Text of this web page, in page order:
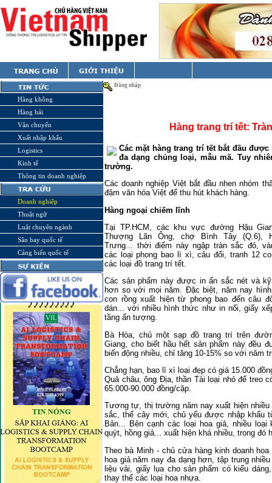
Hàng không
Hàng hải
Vận chuyển
Xuất nhập khẩu
Logistics
Kinh tế
Thông tin doanh nghiệp
Doanh nghiệp
Thuật ngữ
Luật chuyên ngành
Sân bay quốc tế
Cảng biển quốc tế
Đăng nhập
Hàng trang trí tết:
Các mặt hàng trang trí tết bắt đầu
đa dạng chủng loại, mẫu mã. Tuy
trường.
Các doanh nghiệp Việt bắt đầu nhen nhóm
đậm văn hóa Việt để thu hút khách hàng.
Hàng ngoại chiếm lĩnh
Tại TP.HCM, các khu vực đường Hậu
Thượng Lãn Ông, chợ Bình Tây (Q.6),
Trưng... thời điểm này ngập tràn sắc đỏ,
các loại phong bao lì xì, câu đối, tranh 12
các loại đồ trang trí tết.
Các sản phẩm này được in ấn sắc nét và
hơn so với mọi năm. Đặc biệt, năm nay
con rồng xuất hiện từ phong bao đến câu
dán... với nhiều hình thức như in nổi, giấy
tầng ấn tượng.
Bà Hòa, chủ một sạp đồ trang trí trên
Giang, cho biết hầu hết sản phẩm này đều
biến động nhiều, chỉ tăng 10-15% so với năm
Chẳng hạn, bao lì xì loại đẹp có giá 15.000
Quả châu, ông Địa, thần Tài loại nhỏ để treo
65.000-90.000 đồng/cặp.
Tương tự, thị trường năm nay xuất hiện
sắc, thế cây mới, chủ yếu được nhập khẩu
Bản... Bên cạnh các loại hoa giả, nhiều
quýt, hồng giả... xuất hiện khá nhiều, trong đó
Theo bà Minh - chủ cửa hàng kinh doanh
hoa giả năm nay đa dạng hơn, tập trung
liệu vải, giấy lụa cho sản phẩm có kiểu
thay thế các loại hoa nhựa.